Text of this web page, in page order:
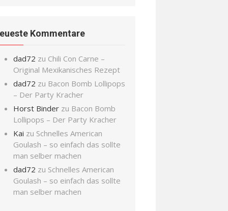
Kommentare
dad72 zu Chili Con Carne –
Original Mexikanisches Rezept
dad72 zu Bacon Bomb Lollipops
– Der Party Kracher
Horst Binder zu Bacon Bomb
Lollipops – Der Party Kracher
Kai zu Schnelles American
Goulash – so einfach das sollte
man selber machen
dad72 zu Schnelles American
Goulash – so einfach das sollte
man selber machen